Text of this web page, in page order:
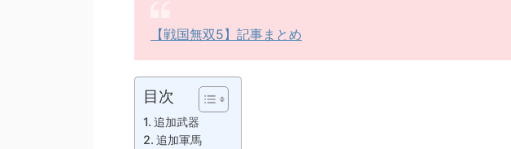
【戦国無双5】記事まとめ
目次
追加武器
追加軍馬